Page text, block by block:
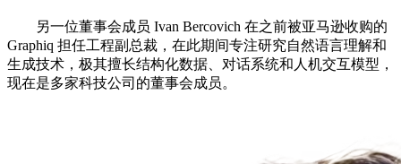
另一位董事会成员 Ivan Bercovich 在之前被亚马逊收购的
Graphiq 担任工程副总裁，在此期间专注研究自然语言理解和
生成技术，极其擅长结构化数据、对话系统和人机交互模型，
现在是多家科技公司的董事会成员。